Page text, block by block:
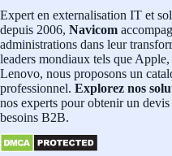
Expert en externalisation IT et
depuis 2006, Navicom
administrations dans leur
leaders mondiaux tels que
Lenovo, nous proposons un
professionnel. Explorez nos
nos experts pour obtenir un
besoins B2B.